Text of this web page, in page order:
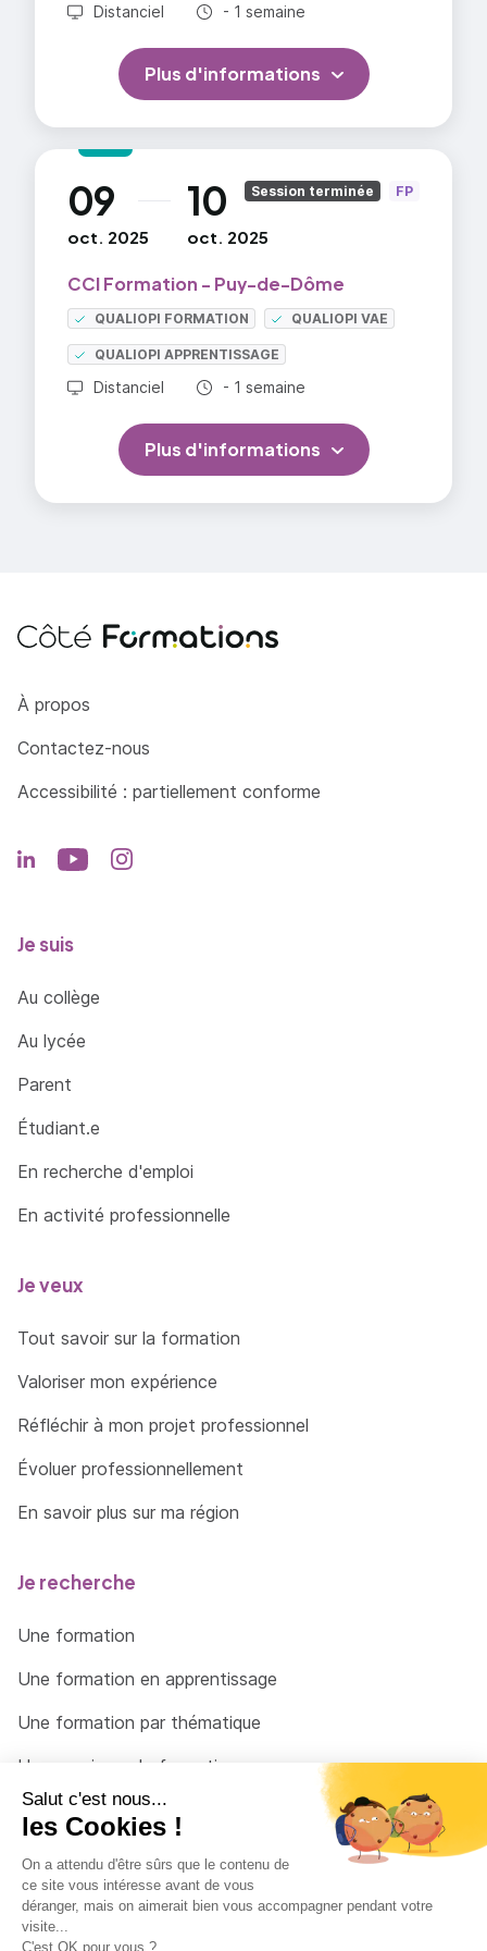
Distanciel Durée totale :
- 1 semaine
Plus d'informations
09
oct. 2025
au 10
oct. 2025
CCI Formation - Puy-de-Dôme
QUALIOPI FORMATION QUALIOPI VAE
QUALIOPI APPRENTISSAGE
Distanciel Durée totale :
- 1 semaine
Session terminée FP
Plus d'informations
Côté Formations
À propos
Contactez-nous
Accessibilité : partiellement conforme
Je suis
Au collège
Au lycée
Parent
Étudiant.e
En recherche d'emploi
En activité professionnelle
Je veux
Tout savoir sur la formation
Valoriser mon expérience
Réfléchir à mon projet professionnel
Évoluer professionnellement
En savoir plus sur ma région
Je recherche
Une formation
Une formation en apprentissage
Une formation par thématique
Un organisme de formation
Un conseiller